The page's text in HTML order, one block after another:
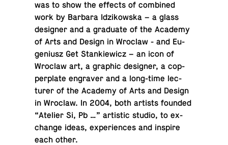
was to show the effects of com­bined
work by Barbara Idzikowska – a glass
de­signer and a grad­u­ate of the Academy
of Arts and Design in Wroclaw - and Eu­
ge­niusz Get Stankiewicz – an icon of
Wroclaw art, a graphic de­signer, a cop­
per­plate en­graver and a long-time lec­
turer of the Academy of Arts and Design
in Wroclaw. In 2004, both artists founded
“Atelier Si, Pb …” artis­tic studio, to ex­
change ideas, ex­pe­ri­ences and inspire
each other.